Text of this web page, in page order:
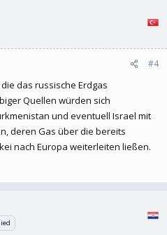
#4
das russische Erdgas
Quellen würden sich
und eventuell Israel mit
deren Gas über die bereits
nach Europa weiterleiten ließen.